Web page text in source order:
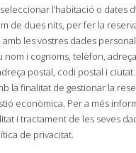
l’habitació o dates
de dues nits, per fer la
les vostres dades
nom i cognoms, telèfon,
postal, codi postal i
la finalitat de gestionar la
econòmica. Per a més
i tractament de les seves
de privacitat.